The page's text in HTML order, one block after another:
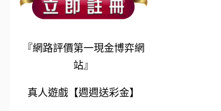
『網路評價第一現金博弈網
站』
真人遊戲【週週送彩金】